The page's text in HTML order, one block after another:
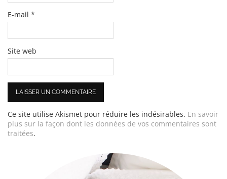
E-mail *
Site web
Ce site utilise Akismet pour réduire les indésirables. En savoir
plus sur la façon dont les données de vos commentaires sont
traitées.